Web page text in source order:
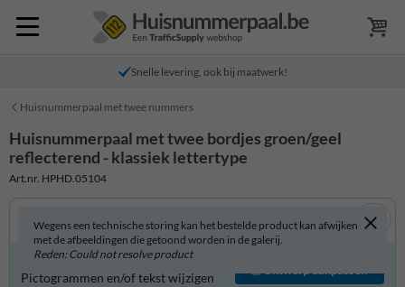
Snelle levering, ook bij maatwerk!
Huisnummerpaal met twee nummers
Huisnummerpaal met twee bordjes groen/geel
reflecterend - klassiek lettertype
Art.nr. HPHD.05104
Wegens een technische storing kan het bestelde product kan afwijken
met de afbeeldingen die getoond worden in de galerij.
Reden: Could not resolve product
Product zelf aanpassen?
Pictogrammen en/of tekst wijzigen
Ontwerp aanpassen